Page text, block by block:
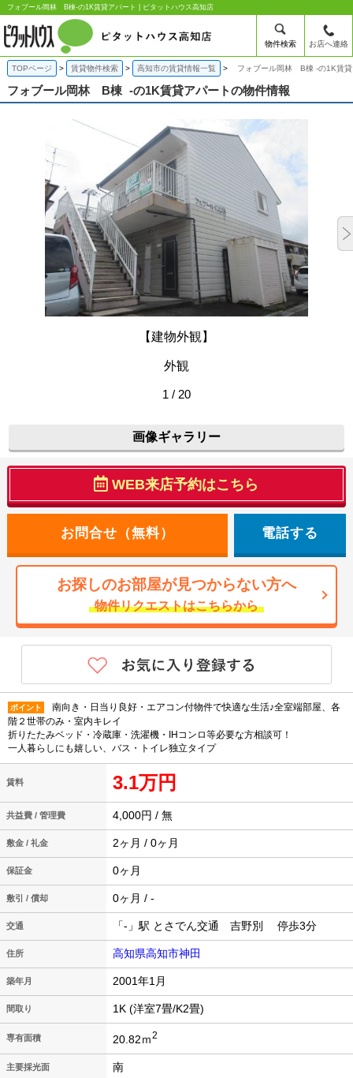
フォブール岡林 B棟-の1K賃貸アパート | ピタットハウス高知店
物件検索 お店へ連絡
TOPページ 賃貸物件検索 高知市の賃貸情報一覧 フォブール岡林 B棟 -の1K賃貸
フォブール岡林 B棟 -の1K賃貸アパートの物件情報
【建物外観】
外観
1 / 20
画像ギャラリー
WEB来店予約はこちら
電話する
お探しのお部屋が見つからない方へ
物件リクエストはこちらから
ポイント
南向き・日当り良好・エアコン付物件で快適な生活♪全室端部屋、各
階２世帯のみ・室内キレイ
折りたたみベッド・冷蔵庫・洗濯機・IHコンロ等必要な方相談可！
一人暮らしにも嬉しい、バス・トイレ独立タイプ
賃料 3.1万円
共益費 / 管理費 4,000円 / 無
敷金 / 礼金 2ヶ月 / 0ヶ月
保証金 0ヶ月
敷引 / 償却 0ヶ月 / -
交通 「-」駅 とさでん交通 吉野別 停歩3分
住所 高知県高知市神田
築年月 2001年1月
間取り 1K (洋室7畳/K2畳)
専有面積 20.82ｍ2
主要採光面 南